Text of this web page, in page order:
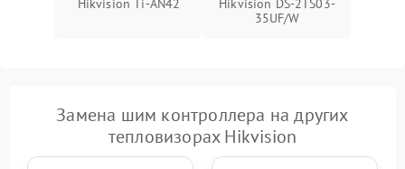
35UF/W
Замена шим контроллера на других
тепловизорах Hikvision